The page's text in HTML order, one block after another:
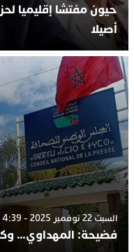
حيون مفتشا إقليميا
أصيلا
السبت 22 نوفمبر 2025 - 4:39
فضيحة: المهداوي…